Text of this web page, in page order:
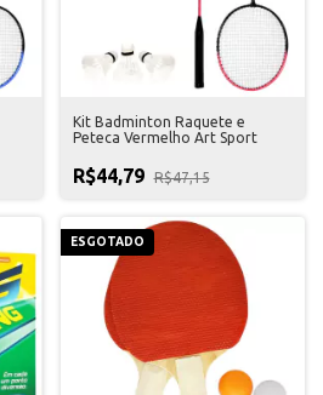
Kit Badminton Raquete e
Peteca Vermelho Art Sport
R$44,79 R$47,15
ESGOTADO